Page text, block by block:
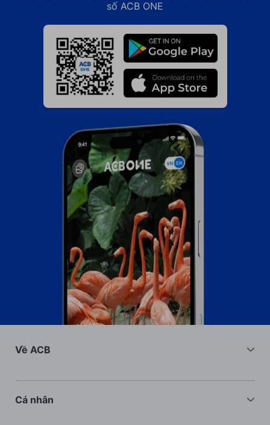
số ACB ONE
Về ACB
Nhà đầu tư
Cá nhân